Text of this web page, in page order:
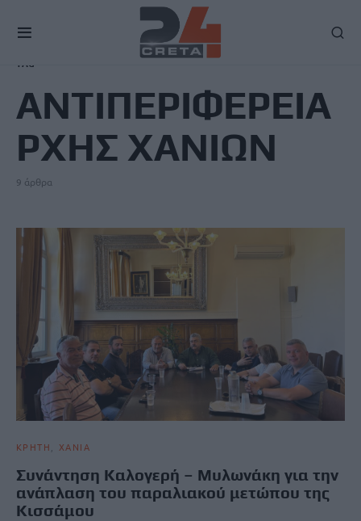
TAG
ΑΝΤΙΠΕΡΙΦΕΡΕΙΑ
ΡΧΗΣ ΧΑΝΙΩΝ
9 άρθρα
ΚΡΗΤΗ ΧΑΝΙΑ
Συνάντηση Καλογερή – Μυλωνάκη για την
ανάπλαση του παραλιακού μετώπου της
Κισσάμου